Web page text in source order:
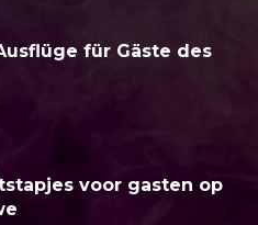
für Gäste des
voor gasten op